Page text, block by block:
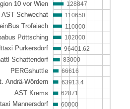
128847
110650
110000
102000
96401.62
83000
66616
63913.4
62871
60000